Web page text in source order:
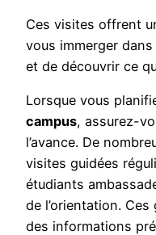
Ces visites offrent
vous immerger dans
et de découvrir ce
Lorsque vous
campus, assurez-
l’avance. De
visites guidées
étudiants
de l’orientation.
des informations